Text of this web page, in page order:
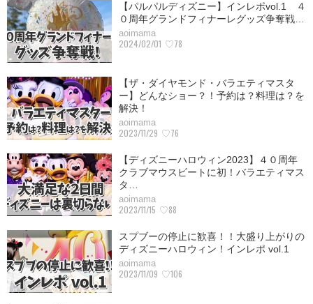
【パルパルディズニー】インレポvol.1 ４
０周年グランドフィナーレグッズ争奪戦…
aoimama
2024/02/01 ♡78
【ザ・ダイヤモンド・バラエティマスタ
ー】どんなショー？！予約は？料理は？を
解決！
aoimama
2023/11/29 ♡76
【ディズニーハロウィン2023】４０周年
クラブマウスビートに初！バラエティマス
タ…
aoimama
2023/11/15 ♡88
スプブーの停止に歓喜！！大盛り上がりの
ディズニーハロウィン！インレポ vol.1
aoimama
2023/11/09 ♡106